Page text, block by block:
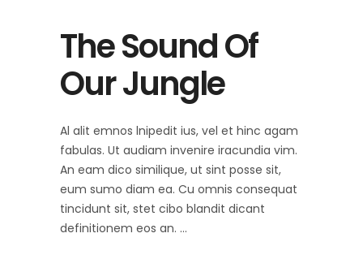
The Sound Of
Our Jungle
Al alit emnos lnipedit ius, vel et hinc agam
fabulas. Ut audiam invenire iracundia vim.
An eam dico similique, ut sint posse sit,
eum sumo diam ea. Cu omnis consequat
tincidunt sit, stet cibo blandit dicant
definitionem eos an.